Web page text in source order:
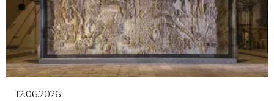
12.06.2026